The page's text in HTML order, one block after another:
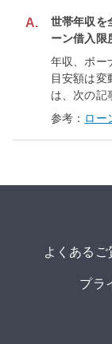
A.
世帯年収を
ーン借入限
年収、ボー
目安額は変
は、次の記
参考： ロー
よくあるご
プラ